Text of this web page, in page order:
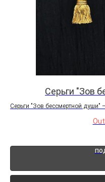
Серьги "Зов
Серьги "Зов бессмертной души"
делать решительные шаги.